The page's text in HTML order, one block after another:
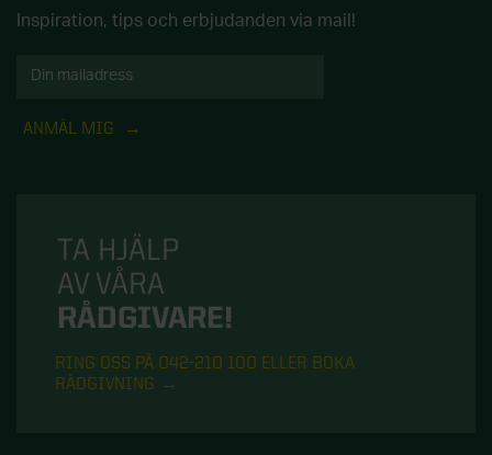
Inspiration, tips och erbjudanden via mail!
ANMÄL MIG
TA HJÄLP
AV VÅRA
RÅDGIVARE!
RING OSS PÅ 042-210 100 ELLER BOKA
RÅDGIVNING